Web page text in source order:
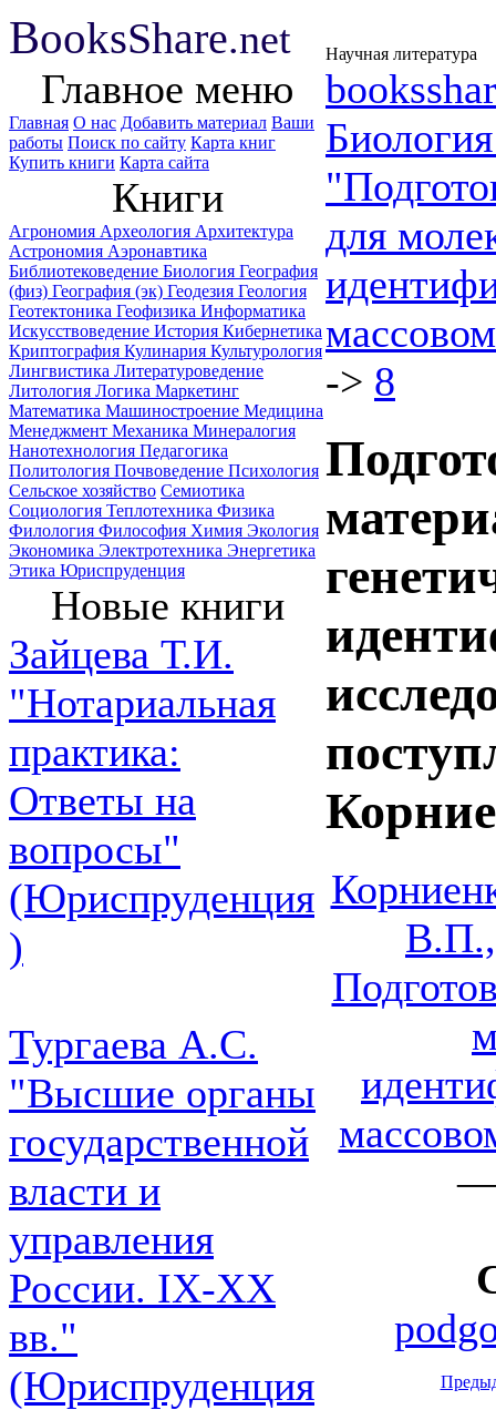
BooksShare.net Научная литература
Главное меню
Главная О нас Добавить материал Ваши
работы Поиск по сайту Карта книг
Купить книги Карта сайта
Книги
Агрономия Археология Архитектура
Астрономия Аэронавтика
Библиотековедение Биология География
(физ) География (эк) Геодезия Геология
Геотектоника Геофизика Информатика
Искусствоведение История Кибернетика
Криптография Кулинария Культурология
Лингвистика Литературоведение
Литология Логика Маркетинг
Математика Машиностроение Медицина
Менеджмент Механика Минералогия
Нанотехнология Педагогика
Политология Почвоведение Психология
Сельское хозяйство Семиотика
Социология Теплотехника Физика
Филология Философия Химия Экология
Экономика Электротехника Энергетика
Этика Юриспруденция
Новые книги
Зайцева Т.И.
"Нотариальная
практика:
Ответы на
вопросы"
(Юриспруденция
)
Тургаева А.С.
"Высшие органы
государственной
власти и
управления
России. IХ-ХХ
вв."
(Юриспруденция
для
-> 8
—